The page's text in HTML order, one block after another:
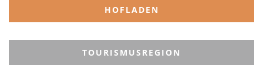
HOFLADEN
TOURISMUSREGION